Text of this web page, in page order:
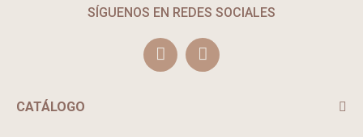
SÍGUENOS EN REDES SOCIALES
CATÁLOGO